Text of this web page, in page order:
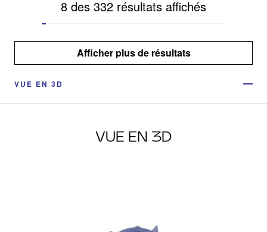
8 des 332 résultats affichés
Afficher plus de résultats
VUE EN 3D
VUE EN 3D